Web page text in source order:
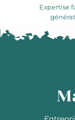
Expertise